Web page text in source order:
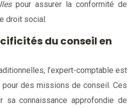
pour assurer la conformité de
droit social.
du conseil en
l’expert-comptable est
des missions de conseil. Ces
sa connaissance approfondie de